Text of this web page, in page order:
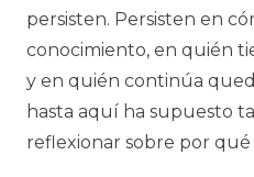
persisten. Persisten en
conocimiento, en quién
y en quién continúa
hasta aquí ha supuesto
reflexionar sobre por qué